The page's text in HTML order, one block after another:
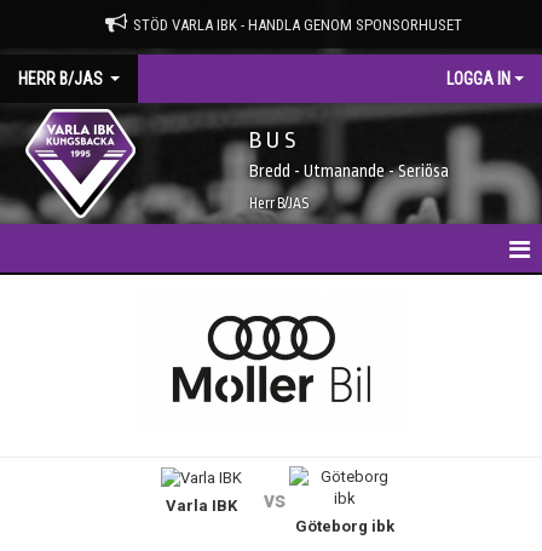
STÖD VARLA IBK - HANDLA GENOM SPONSORHUSET
HERR B/JAS LOGGA IN
B U S
Bredd - Utmanande - Seriösa
Herr B/JAS
Varla IBK vs
Göteborg ibk